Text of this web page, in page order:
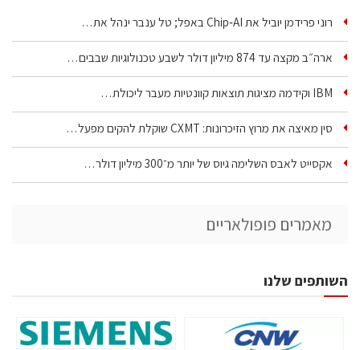
רוני פרידמן יוביל את Chip‑AI באפל; טל ענבר ינהל את…
ארה״ב מקצה עד 874 מיליון דולר לשבע טכנולוגיות שבבים…
IBM וקידמה מציגות תוצאות קוונטיות מעבר ליכולת…
סין מאיצה את מרוץ הזיכרונות: CXMT שוקלת להקים מפעל…
אקסייט לאבס השלימה גיוס של יותר מ־300 מיליון דולר…
מאמרים פופולאריים
השותפים שלנו